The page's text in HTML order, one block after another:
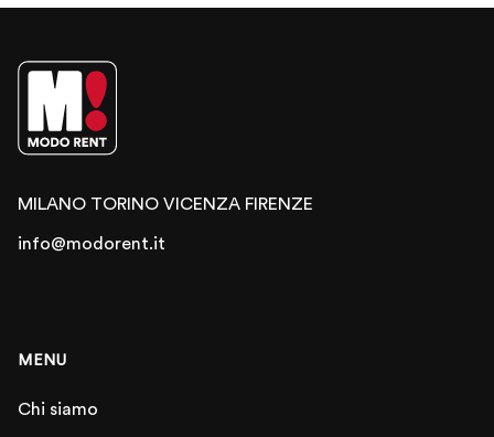
MILANO TORINO VICENZA FIRENZE
info@modorent.it
MENU
Chi siamo